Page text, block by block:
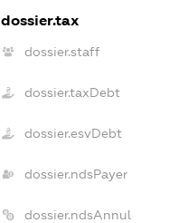
dossier.tax
dossier.staff
dossier.taxDebt
dossier.esvDebt
dossier.ndsPayer
dossier.ndsAnnul